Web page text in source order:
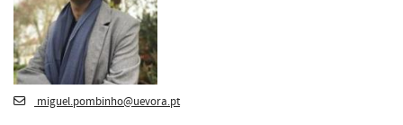
miguel.pombinho@uevora.pt